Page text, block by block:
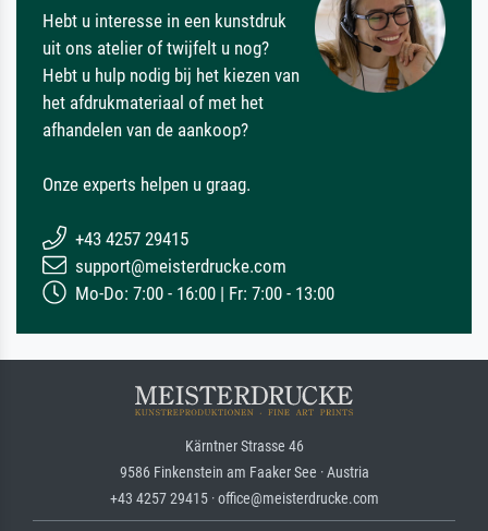
Hebt u interesse in een kunstdruk
uit ons atelier of twijfelt u nog?
Hebt u hulp nodig bij het kiezen van
het afdrukmateriaal of met het
afhandelen van de aankoop?
Onze experts helpen u graag.
+43 4257 29415
support@meisterdrucke.com
Mo-Do: 7:00 - 16:00 | Fr: 7:00 - 13:00
Kärntner Strasse 46
9586 Finkenstein am Faaker See · Austria
+43 4257 29415 · office@meisterdrucke.com